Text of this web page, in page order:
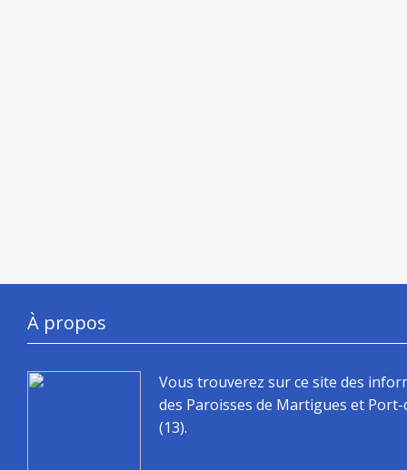
À propos
Vous trouverez sur ce site des
des Paroisses de Martigues et
(13).